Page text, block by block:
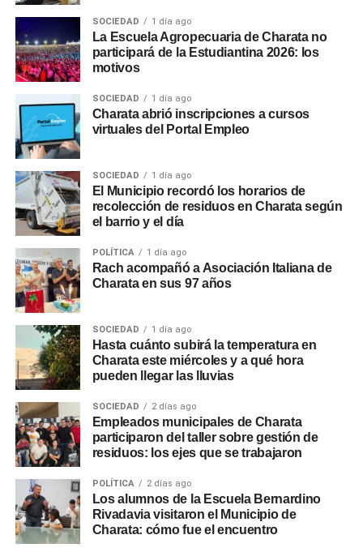
SOCIEDAD 1 día ago
La Escuela Agropecuaria de Charata no
participará de la Estudiantina 2026: los
motivos
SOCIEDAD 1 día ago
Charata abrió inscripciones a cursos
virtuales del Portal Empleo
SOCIEDAD 1 día ago
El Municipio recordó los horarios de
recolección de residuos en Charata según
el barrio y el día
POLÍTICA 1 día ago
Rach acompañó a Asociación Italiana de
Charata en sus 97 años
SOCIEDAD 1 día ago
Hasta cuánto subirá la temperatura en
Charata este miércoles y a qué hora
pueden llegar las lluvias
SOCIEDAD 2 días ago
Empleados municipales de Charata
participaron del taller sobre gestión de
residuos: los ejes que se trabajaron
POLÍTICA 2 días ago
Los alumnos de la Escuela Bernardino
Rivadavia visitaron el Municipio de
Charata: cómo fue el encuentro